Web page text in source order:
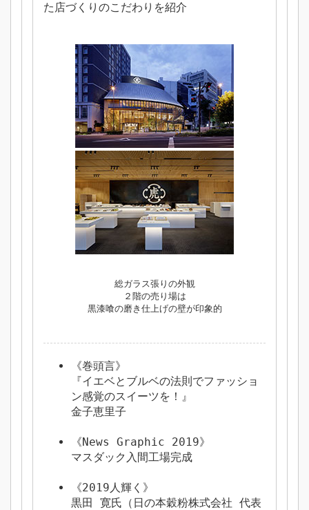
た店づくりのこだわりを紹介
総ガラス張りの外観
２階の売り場は
黒漆喰の磨き仕上げの壁が印象的
《巻頭言》
『イエベとブルベの法則でファッショ
ン感覚のスイーツを！』
金子恵里子
《News Graphic 2019》
マスダック入間工場完成
《2019人輝く》
黒田 寛氏（日の本穀粉株式会社 代表